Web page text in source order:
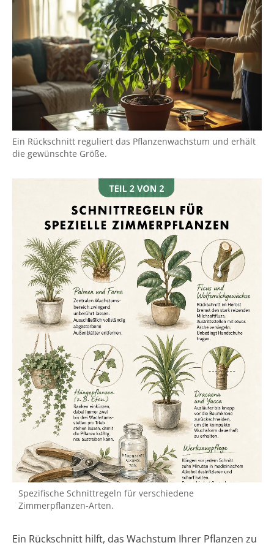
Ein Rückschnitt reguliert das Pflanzenwachstum und erhält
die gewünschte Größe.
Spezifische Schnittregeln für verschiedene
Zimmerpflanzen-Arten.
Ein Rückschnitt hilft, das Wachstum Ihrer Pflanzen zu